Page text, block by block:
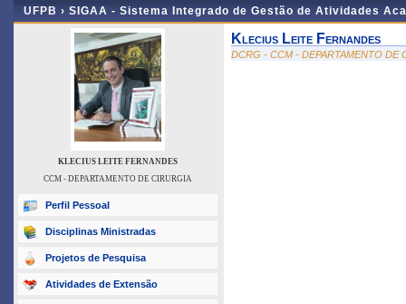
UFPB › SIGAA - Sistema Integrado de Gestão de Atividades
KLECIUS LEITE FERNANDES
CCM - DEPARTAMENTO DE CIRURGIA
Perfil Pessoal
Disciplinas Ministradas
Projetos de Pesquisa
Atividades de Extensão
Klecius Leite Fernandes
DCRG - CCM - DEPARTAMENTO DE